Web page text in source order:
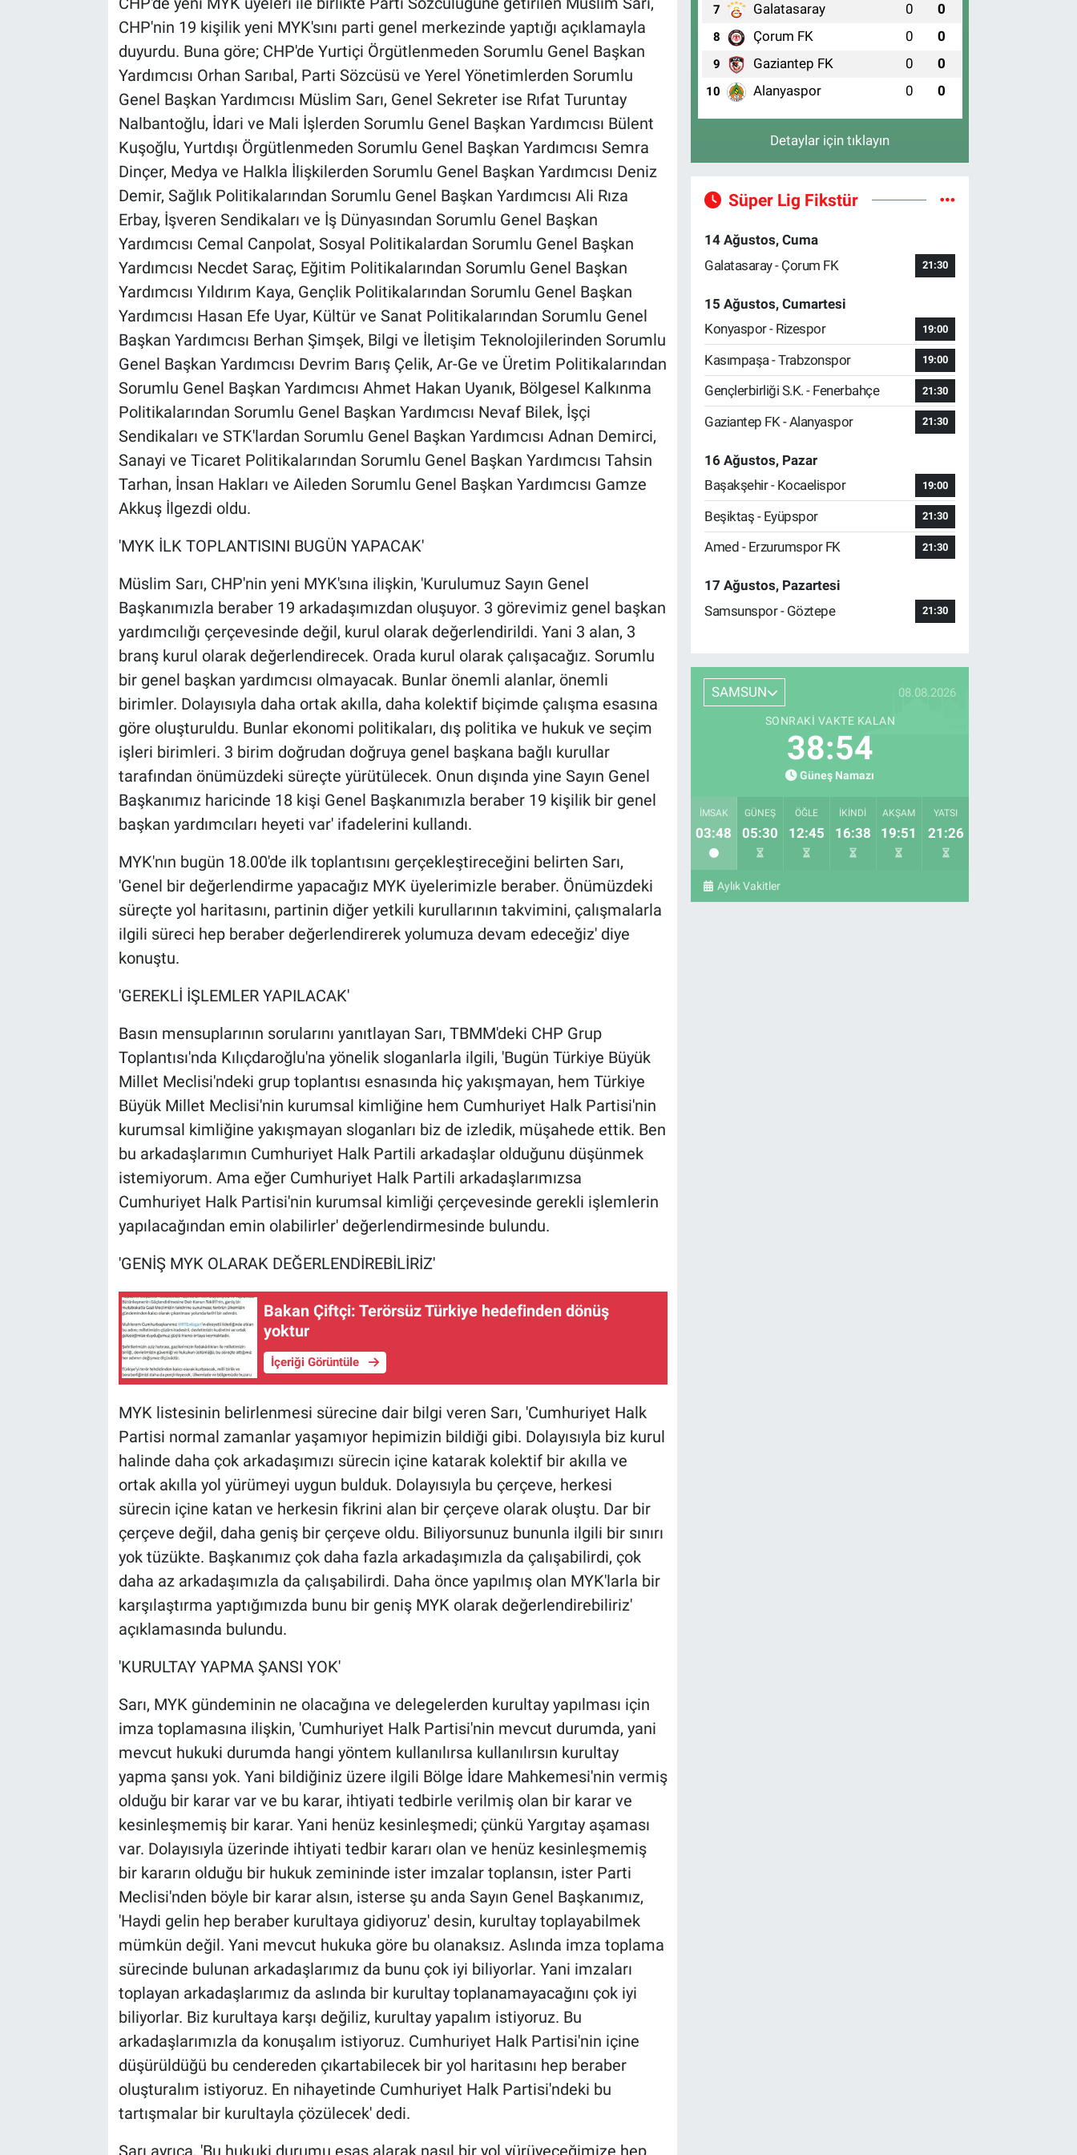
CHP'nin 19 kişilik yeni MYK'sını parti genel merkezinde yaptığı açıklamayla
duyurdu. Buna göre; CHP'de Yurtiçi Örgütlenmeden Sorumlu Genel Başkan
Yardımcısı Orhan Sarıbal, Parti Sözcüsü ve Yerel Yönetimlerden Sorumlu
Genel Başkan Yardımcısı Müslim Sarı, Genel Sekreter ise Rıfat Turuntay
Nalbantoğlu, İdari ve Mali İşlerden Sorumlu Genel Başkan Yardımcısı Bülent
Kuşoğlu, Yurtdışı Örgütlenmeden Sorumlu Genel Başkan Yardımcısı Semra
Dinçer, Medya ve Halkla İlişkilerden Sorumlu Genel Başkan Yardımcısı Deniz
Demir, Sağlık Politikalarından Sorumlu Genel Başkan Yardımcısı Ali Rıza
Erbay, İşveren Sendikaları ve İş Dünyasından Sorumlu Genel Başkan
Yardımcısı Cemal Canpolat, Sosyal Politikalardan Sorumlu Genel Başkan
Yardımcısı Necdet Saraç, Eğitim Politikalarından Sorumlu Genel Başkan
Yardımcısı Yıldırım Kaya, Gençlik Politikalarından Sorumlu Genel Başkan
Yardımcısı Hasan Efe Uyar, Kültür ve Sanat Politikalarından Sorumlu Genel
Başkan Yardımcısı Berhan Şimşek, Bilgi ve İletişim Teknolojilerinden Sorumlu
Genel Başkan Yardımcısı Devrim Barış Çelik, Ar-Ge ve Üretim Politikalarından
Sorumlu Genel Başkan Yardımcısı Ahmet Hakan Uyanık, Bölgesel Kalkınma
Politikalarından Sorumlu Genel Başkan Yardımcısı Nevaf Bilek, İşçi
Sendikaları ve STK'lardan Sorumlu Genel Başkan Yardımcısı Adnan Demirci,
Sanayi ve Ticaret Politikalarından Sorumlu Genel Başkan Yardımcısı Tahsin
Tarhan, İnsan Hakları ve Aileden Sorumlu Genel Başkan Yardımcısı Gamze
Akkuş İlgezdi oldu.
'MYK İLK TOPLANTISINI BUGÜN YAPACAK'
Müslim Sarı, CHP'nin yeni MYK'sına ilişkin, 'Kurulumuz Sayın Genel
Başkanımızla beraber 19 arkadaşımızdan oluşuyor. 3 görevimiz genel başkan
yardımcılığı çerçevesinde değil, kurul olarak değerlendirildi. Yani 3 alan, 3
branş kurul olarak değerlendirecek. Orada kurul olarak çalışacağız. Sorumlu
bir genel başkan yardımcısı olmayacak. Bunlar önemli alanlar, önemli
birimler. Dolayısıyla daha ortak akılla, daha kolektif biçimde çalışma esasına
göre oluşturuldu. Bunlar ekonomi politikaları, dış politika ve hukuk ve seçim
işleri birimleri. 3 birim doğrudan doğruya genel başkana bağlı kurullar
tarafından önümüzdeki süreçte yürütülecek. Onun dışında yine Sayın Genel
Başkanımız haricinde 18 kişi Genel Başkanımızla beraber 19 kişilik bir genel
başkan yardımcıları heyeti var' ifadelerini kullandı.
MYK'nın bugün 18.00'de ilk toplantısını gerçekleştireceğini belirten Sarı,
'Genel bir değerlendirme yapacağız MYK üyelerimizle beraber. Önümüzdeki
süreçte yol haritasını, partinin diğer yetkili kurullarının takvimini, çalışmalarla
ilgili süreci hep beraber değerlendirerek yolumuza devam edeceğiz' diye
konuştu.
'GEREKLİ İŞLEMLER YAPILACAK'
Basın mensuplarının sorularını yanıtlayan Sarı, TBMM'deki CHP Grup
Toplantısı'nda Kılıçdaroğlu'na yönelik sloganlarla ilgili, 'Bugün Türkiye Büyük
Millet Meclisi'ndeki grup toplantısı esnasında hiç yakışmayan, hem Türkiye
Büyük Millet Meclisi'nin kurumsal kimliğine hem Cumhuriyet Halk Partisi'nin
kurumsal kimliğine yakışmayan sloganları biz de izledik, müşahede ettik. Ben
bu arkadaşlarımın Cumhuriyet Halk Partili arkadaşlar olduğunu düşünmek
istemiyorum. Ama eğer Cumhuriyet Halk Partili arkadaşlarımızsa
Cumhuriyet Halk Partisi'nin kurumsal kimliği çerçevesinde gerekli işlemlerin
yapılacağından emin olabilirler' değerlendirmesinde bulundu.
'GENİŞ MYK OLARAK DEĞERLENDİREBİLİRİZ'
Bakan Çiftçi: Terörsüz Türkiye hedefinden dönüş
yoktur
İçeriği Görüntüle
MYK listesinin belirlenmesi sürecine dair bilgi veren Sarı, 'Cumhuriyet Halk
Partisi normal zamanlar yaşamıyor hepimizin bildiği gibi. Dolayısıyla biz kurul
halinde daha çok arkadaşımızı sürecin içine katarak kolektif bir akılla ve
ortak akılla yol yürümeyi uygun bulduk. Dolayısıyla bu çerçeve, herkesi
sürecin içine katan ve herkesin fikrini alan bir çerçeve olarak oluştu. Dar bir
çerçeve değil, daha geniş bir çerçeve oldu. Biliyorsunuz bununla ilgili bir sınırı
yok tüzükte. Başkanımız çok daha fazla arkadaşımızla da çalışabilirdi, çok
daha az arkadaşımızla da çalışabilirdi. Daha önce yapılmış olan MYK'larla bir
karşılaştırma yaptığımızda bunu bir geniş MYK olarak değerlendirebiliriz'
açıklamasında bulundu.
'KURULTAY YAPMA ŞANSI YOK'
Sarı, MYK gündeminin ne olacağına ve delegelerden kurultay yapılması için
imza toplamasına ilişkin, 'Cumhuriyet Halk Partisi'nin mevcut durumda, yani
mevcut hukuki durumda hangi yöntem kullanılırsa kullanılırsın kurultay
yapma şansı yok. Yani bildiğiniz üzere ilgili Bölge İdare Mahkemesi'nin vermiş
olduğu bir karar var ve bu karar, ihtiyati tedbirle verilmiş olan bir karar ve
kesinleşmemiş bir karar. Yani henüz kesinleşmedi; çünkü Yargıtay aşaması
var. Dolayısıyla üzerinde ihtiyati tedbir kararı olan ve henüz kesinleşmemiş
bir kararın olduğu bir hukuk zemininde ister imzalar toplansın, ister Parti
Meclisi'nden böyle bir karar alsın, isterse şu anda Sayın Genel Başkanımız,
'Haydi gelin hep beraber kurultaya gidiyoruz' desin, kurultay toplayabilmek
mümkün değil. Yani mevcut hukuka göre bu olanaksız. Aslında imza toplama
sürecinde bulunan arkadaşlarımız da bunu çok iyi biliyorlar. Yani imzaları
toplayan arkadaşlarımız da aslında bir kurultay toplanamayacağını çok iyi
biliyorlar. Biz kurultaya karşı değiliz, kurultay yapalım istiyoruz. Bu
arkadaşlarımızla da konuşalım istiyoruz. Cumhuriyet Halk Partisi'nin içine
düşürüldüğü bu cendereden çıkartabilecek bir yol haritasını hep beraber
oluşturalım istiyoruz. En nihayetinde Cumhuriyet Halk Partisi'ndeki bu
tartışmalar bir kurultayla çözülecek' dedi.
Sarı ayrıca, 'Bu hukuki durumu esas alarak nasıl bir yol yürüyeceğimize hep
7 Galatasaray 0 0
8 Çorum FK 0 0
9 Gaziantep FK 0 0
10 Alanyaspor 0 0
Detaylar için tıklayın
Süper Lig Fikstür
14 Ağustos, Cuma
Galatasaray - Çorum FK
21:30
15 Ağustos, Cumartesi
Konyaspor - Rizespor
19:00
Kasımpaşa - Trabzonspor 19:00
Gençlerbirliği S.K. - Fenerbahçe 21:30
Gaziantep FK - Alanyaspor 21:30
16 Ağustos, Pazar
Başakşehir - Kocaelispor
19:00
Beşiktaş - Eyüpspor 21:30
Amed - Erzurumspor FK 21:30
17 Ağustos, Pazartesi
Samsunspor - Göztepe
21:30
SAMSUN 08.08.2026
SONRAKI VAKTE KALAN
38:53
Güneş Namazı
İMSAK
03:48
GÜNEŞ
05:30
ÖĞLE
12:45
İKINDI
16:38
AKŞAM
19:51
YATSI
21:26
Aylık Vakitler